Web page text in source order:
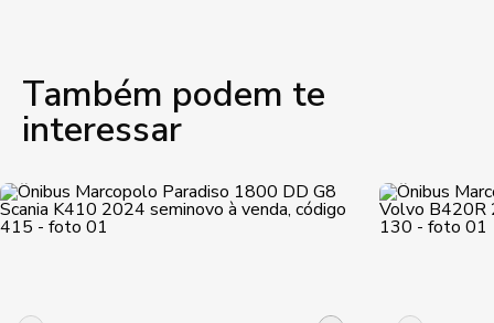
Também podem te
interessar